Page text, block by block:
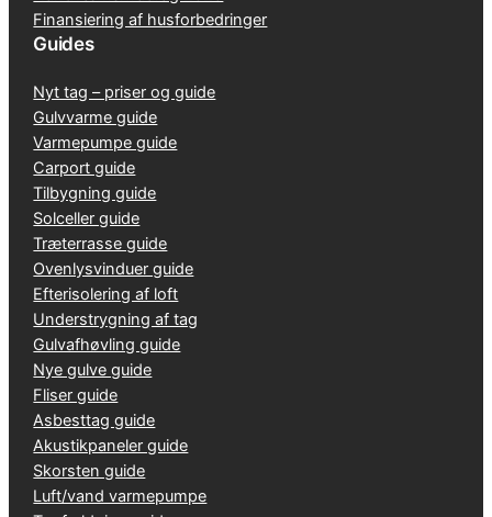
Finansiering af husforbedringer
Guides
Nyt tag – priser og guide
Gulvvarme guide
Varmepumpe guide
Carport guide
Tilbygning guide
Solceller guide
Træterrasse guide
Ovenlysvinduer guide
Efterisolering af loft
Understrygning af tag
Gulvafhøvling guide
Nye gulve guide
Fliser guide
Asbesttag guide
Akustikpaneler guide
Skorsten guide
Luft/vand varmepumpe